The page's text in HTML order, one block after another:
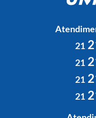
21
21
21
21